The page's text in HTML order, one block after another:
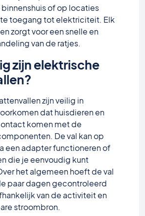
of op locaties
toegang tot elektriciteit. Elk
zorgt voor een snelle en
van de ratjes.
zijn elektrische
zijn veilig in
dat huisdieren en
komen met de
De val kan op
een adapter functioneren of
die je eenvoudig kunt
het algemeen hoeft de val
paar dagen gecontroleerd
van de activiteit en
stroombron.